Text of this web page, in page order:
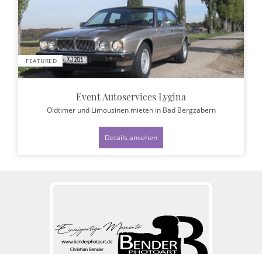
FEATURED
Event Autoservices Lygina
Oldtimer und Limousinen mieten in Bad Bergzabern
Details ansehen